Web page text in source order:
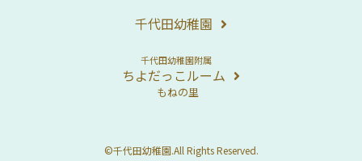
千代田幼稚園
千代田幼稚園附属
ちよだっこルーム
もねの里
©千代田幼稚園.All Rights Reserved.